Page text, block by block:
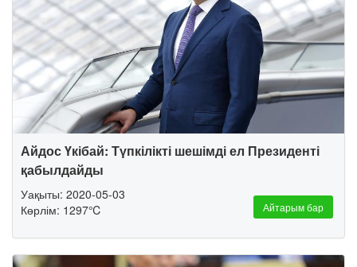
Айдос Үкібай: Түпкілікті шешімді ел Президенті
қабылдайды
Уақыты: 2020-05-03
Көрлім: 1297℃
Айтарым бар